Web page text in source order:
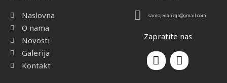
Naslovna
O nama
Novosti
Galerija
Kontakt
samojedanzgb@gmail.com
Zapratite nas
F
a
I
n